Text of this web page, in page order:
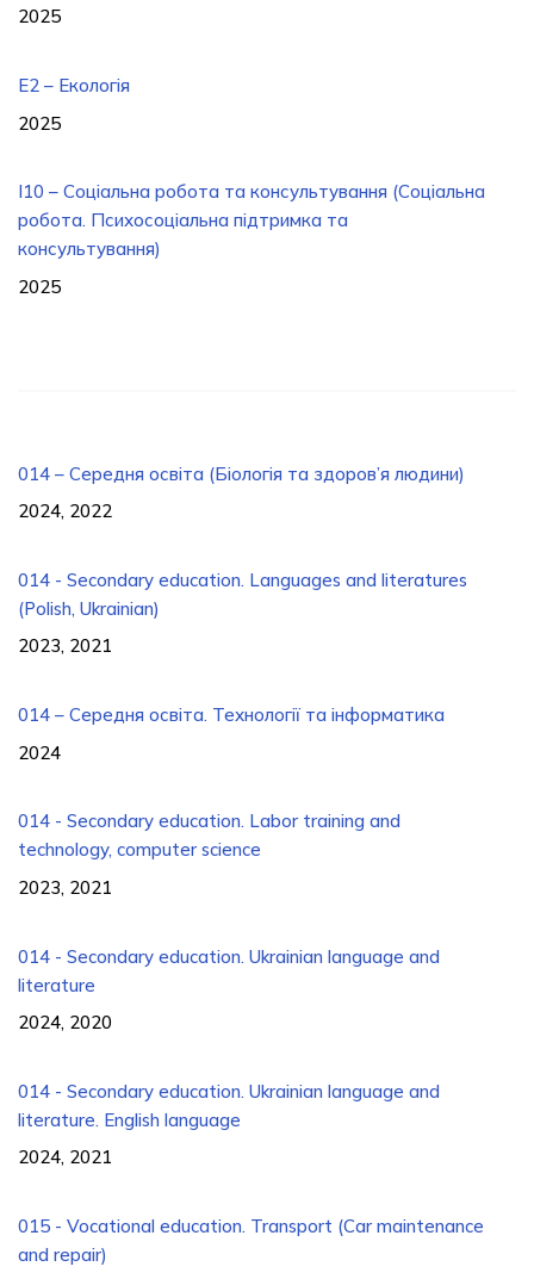
2025
Е2 – Екологія
2025
I10 – Соціальна робота та консультування (Соціальна
робота. Психосоціальна підтримка та
консультування)
2025
014 – Середня освіта (Біологія та здоров’я людини)
2024, 2022
014 - Secondary education. Languages ​​and literatures
(Polish, Ukrainian)
2023, 2021
014 – Середня освіта. Технології та інформатика
2024
014 - Secondary education. Labor training and
technology, computer science
2023, 2021
014 - Secondary education. Ukrainian language and
literature
2024, 2020
014 - Secondary education. Ukrainian language and
literature. English language
2024, 2021
015 - Vocational education. Transport (Car maintenance
and repair)